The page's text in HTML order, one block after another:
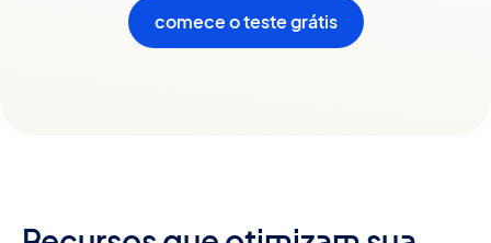
comece o teste grátis